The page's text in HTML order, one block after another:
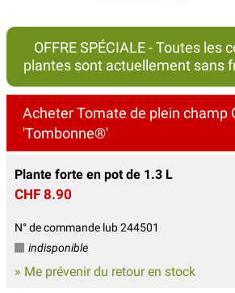
OFFRE SPÉCIALE - Toutes les
plantes sont actuellement sans
Acheter Tomate de plein champ
'Tombonne®'
Plante forte en pot de 1.3 L
CHF 8.90
N° de commande lub 244501
indisponible
» Me prévenir du retour en stock